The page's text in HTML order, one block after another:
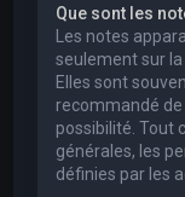
Que sont les
Les notes
seulement sur
Elles sont
recommandé
possibilité. Tout
générales, les
définies par les